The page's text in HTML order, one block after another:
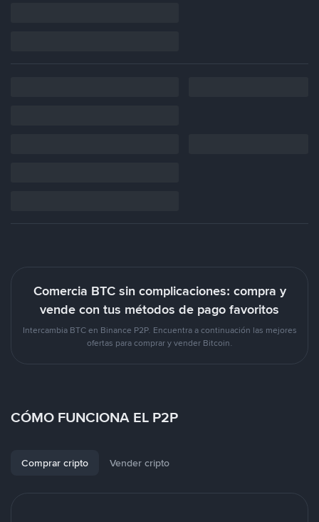
Comercia BTC sin complicaciones: compra y
vende con tus métodos de pago favoritos
Intercambia BTC en Binance P2P. Encuentra a continuación las mejores
ofertas para comprar y vender Bitcoin.
CÓMO FUNCIONA EL P2P
Comprar cripto Vender cripto